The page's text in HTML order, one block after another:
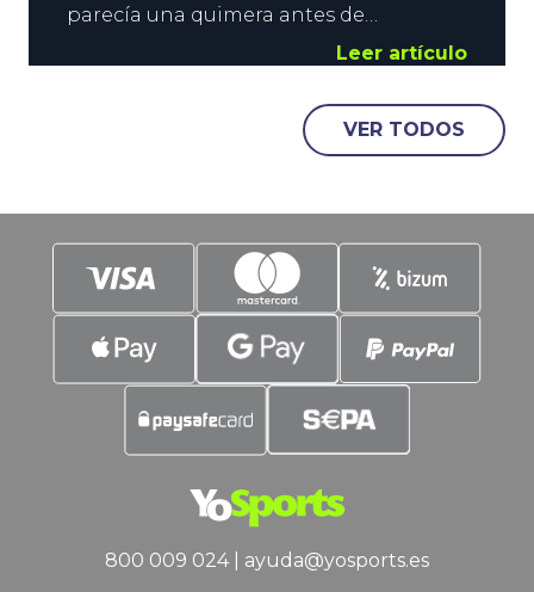
parecía una quimera antes de
comenzar el campeonato, y casi un
imposible tras el debut ante Cabo
Verde, ha llegado. La Roja se mide a
Argentina este domingo. La Campeona
de Europa, contra la Campeona de
pero que se jugará.
Leer artículo
VER TODOS
800 009 024| ayuda@yosports.es